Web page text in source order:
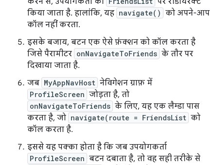
किया जाता है. हालांकि, यह navigate() को अपने-आप
कॉल नहीं करता.
इसके बजाय, बटन एक ऐसे फ़ंक्शन को कॉल करता है
जिसे पैरामीटर onNavigateToFriends के तौर पर
दिखाया जाता है.
जब MyAppNavHost नेविगेशन ग्राफ़ में
ProfileScreen जोड़ता है, तो
onNavigateToFriends के लिए, यह एक लैम्डा पास
करता है, जो navigate(route = FriendsList को
कॉल करता है.
इससे यह पक्का होता है कि जब उपयोगकर्ता
ProfileScreen बटन दबाता है, तो वह सही तरीके से